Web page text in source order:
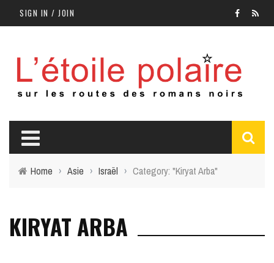
SIGN IN / JOIN
Home › Asie › Israël › Category: "Kiryat Arba"
KIRYAT ARBA